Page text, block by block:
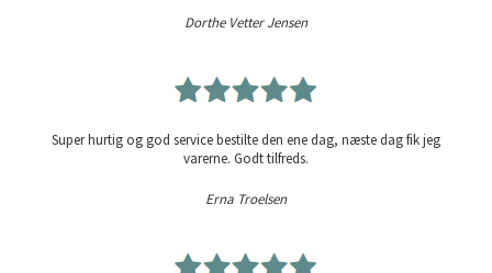
Dorthe Vetter Jensen
Super hurtig og god service bestilte den ene dag, næste dag fik jeg
varerne. Godt tilfreds.
Erna Troelsen